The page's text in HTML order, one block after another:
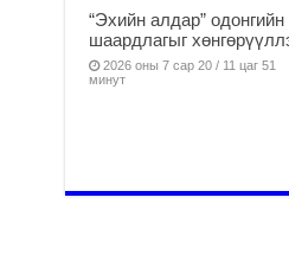
“Эхийн алдар” одонгийн
шаардлагыг
2026 оны 7 сар 20 / 11 цаг 51
минут